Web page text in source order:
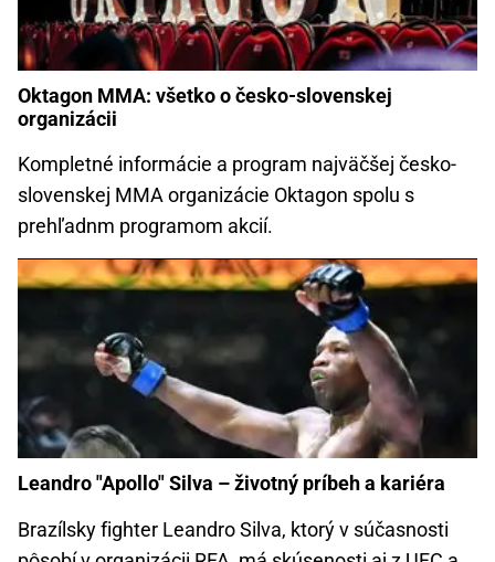
Oktagon MMA: všetko o česko-slovenskej
organizácii
Kompletné informácie a program najväčšej česko-
slovenskej MMA organizácie Oktagon spolu s
prehľadnm programom akcií.
Leandro "Apollo" Silva – životný príbeh a kariéra
Brazílsky fighter Leandro Silva, ktorý v súčasnosti